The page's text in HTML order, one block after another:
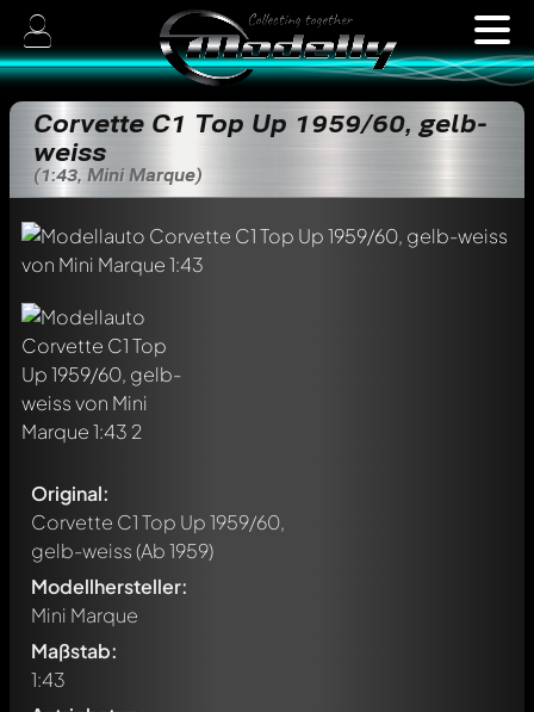
Corvette C1 Top Up 1959/60, gelb-
weiss
(1:43, Mini Marque)
Original:
Corvette C1 Top Up 1959/60,
gelb-weiss(Ab 1959)
Modellhersteller:
Mini Marque
Maßstab:
1:43